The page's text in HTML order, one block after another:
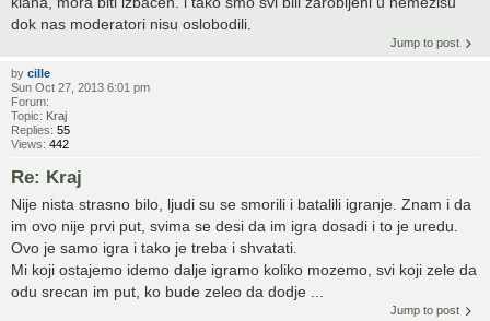
dok nas moderatori nisu oslobodili.
Jump to post
by cille
Sun Oct 27, 2013 6:01 pm
Forum:
Topic: Kraj
Replies: 55
Views: 442
Re: Kraj
Nije nista strasno bilo, ljudi su se smorili i batalili igranje. Znam i da
im ovo nije prvi put, svima se desi da im igra dosadi i to je uredu.
Ovo je samo igra i tako je treba i shvatati.
Mi koji ostajemo idemo dalje igramo koliko mozemo, svi koji zele da
odu srecan im put, ko bude zeleo da dodje ...
Jump to post